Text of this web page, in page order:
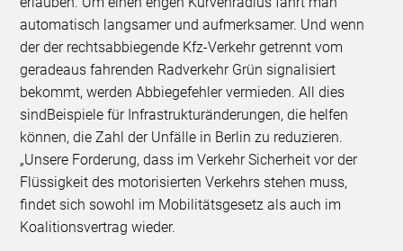
automatisch langsamer und aufmerksamer. Und wenn
der der rechtsabbiegende Kfz-Verkehr getrennt vom
geradeaus fahrenden Radverkehr Grün signalisiert
bekommt, werden Abbiegefehler vermieden. All dies
sindBeispiele für Infrastrukturänderungen, die helfen
können, die Zahl der Unfälle in Berlin zu reduzieren.
„Unsere Forderung, dass im Verkehr Sicherheit vor der
Flüssigkeit des motorisierten Verkehrs stehen muss,
findet sich sowohl im Mobilitätsgesetz als auch im
Koalitionsvertrag wieder.